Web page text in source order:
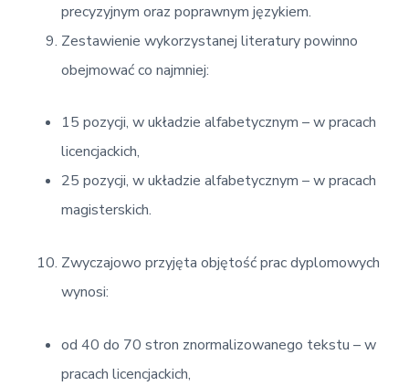
precyzyjnym oraz poprawnym językiem.
Zestawienie wykorzystanej literatury powinno
obejmować co najmniej:
15 pozycji, w układzie alfabetycznym – w pracach
licencjackich,
25 pozycji, w układzie alfabetycznym – w pracach
magisterskich.
Zwyczajowo przyjęta objętość prac dyplomowych
wynosi:
od 40 do 70 stron znormalizowanego tekstu – w
pracach licencjackich,